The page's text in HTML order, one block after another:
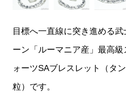
目標へ一直線に突き進める
ーン「ルーマニア産」最高
ォーツSAブレスレット（タ
粒）です。